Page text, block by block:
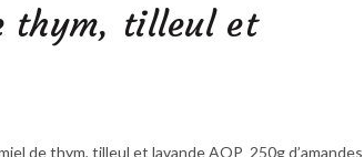
thym, tilleul et
de thym, tilleul et lavande AOP 250g d’amandes